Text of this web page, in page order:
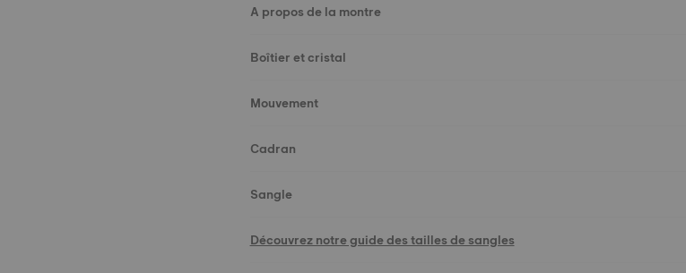
A propos de la montre
Boîtier et cristal
Mouvement
Cadran
Sangle
Découvrez notre guide des tailles de sangles